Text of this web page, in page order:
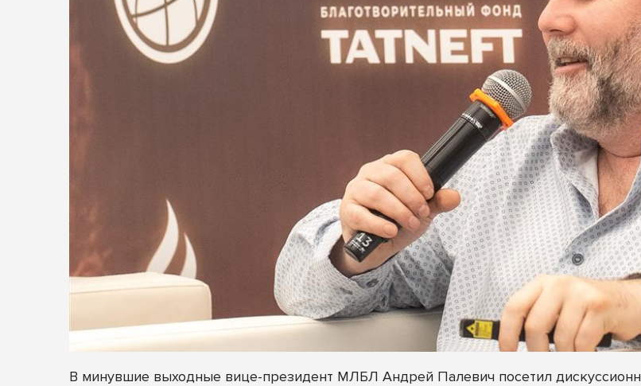
В минувшие выходные вице-президент МЛБЛ Андрей Палевич посетил